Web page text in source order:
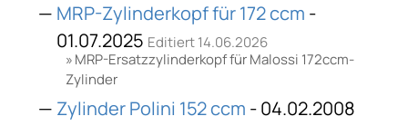
MRP-Zylinderkopf für 172 ccm -
01.07.2025 Editiert 14.06.2026
MRP-Ersatzzylinderkopf für Malossi 172ccm-
Zylinder
Zylinder Polini 152 ccm - 04.02.2008